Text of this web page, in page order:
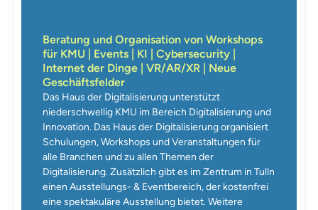
Beratung und Organisation von Workshops
für KMU | Events | KI | Cybersecurity |
Internet der Dinge | VR/AR/XR | Neue
Geschäftsfelder
Das Haus der Digitalisierung unterstützt
niederschwellig KMU im Bereich Digitalisierung und
Innovation. Das Haus der Digitalisierung organisiert
Schulungen, Workshops und Veranstaltungen für
alle Branchen und zu allen Themen der
Digitalisierung. Zusätzlich gibt es im Zentrum in Tulln
einen Ausstellungs- & Eventbereich, der kostenfrei
eine spektakuläre Ausstellung bietet. Weitere